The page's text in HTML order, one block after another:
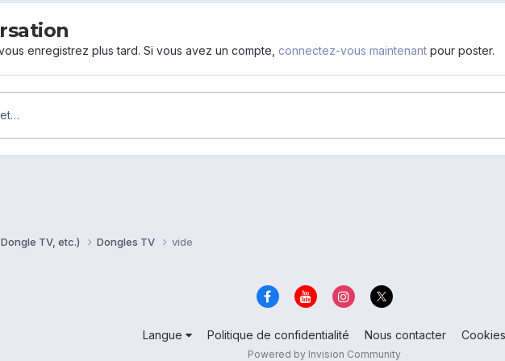
enregistrez plus tard. Si vous avez un compte, connectez-vous maintenant pour poster.
TV, etc.) Dongles TV vide
Langue Politique de confidentialité Nous contacter Cookies
Powered by Invision Community